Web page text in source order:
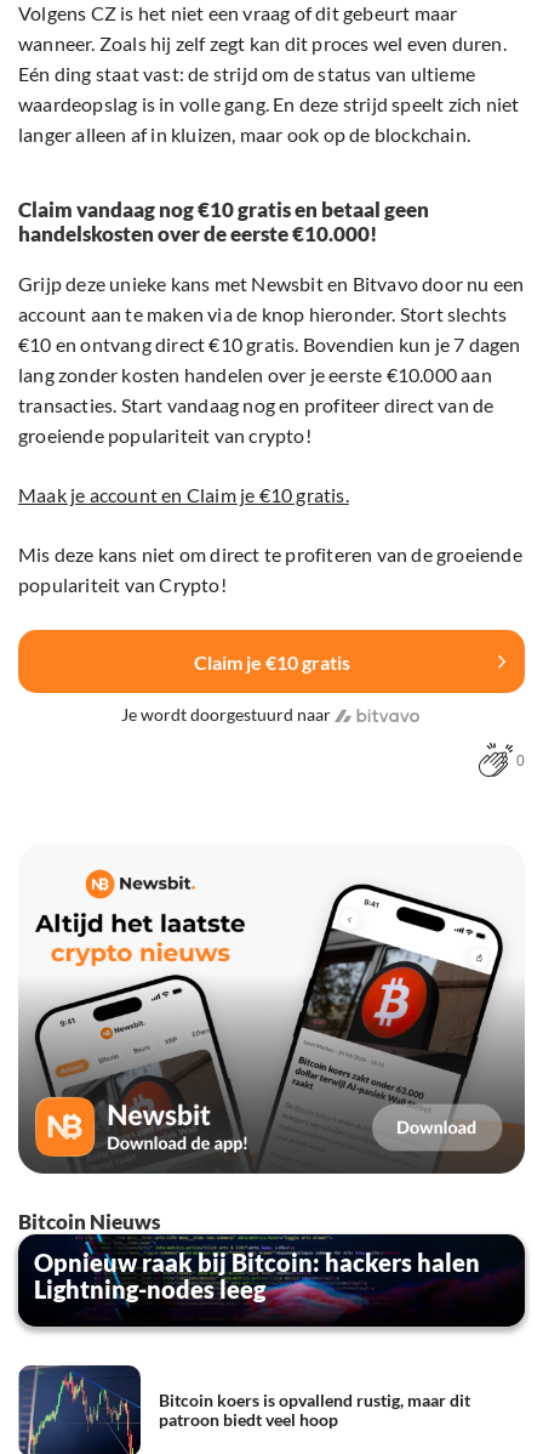
Volgens CZ is het niet een vraag of dit gebeurt maar
wanneer. Zoals hij zelf zegt kan dit proces wel even duren.
Eén ding staat vast: de strijd om de status van ultieme
waardeopslag is in volle gang. En deze strijd speelt zich niet
langer alleen af in kluizen, maar ook op de blockchain.
Claim vandaag nog €10 gratis en betaal geen
handelskosten over de eerste €10.000!
Grijp deze unieke kans met Newsbit en Bitvavo door nu een
account aan te maken via de knop hieronder. Stort slechts
€10 en ontvang direct €10 gratis. Bovendien kun je 7 dagen
lang zonder kosten handelen over je eerste €10.000 aan
transacties. Start vandaag nog en profiteer direct van de
groeiende populariteit van crypto!
Maak je account en Claim je €10 gratis.
Mis deze kans niet om direct te profiteren van de groeiende
populariteit van Crypto!
Claim je €10 gratis
Je wordt doorgestuurd naar
0
Bitcoin Nieuws
Opnieuw raak bij Bitcoin: hackers halen
Lightning-nodes leeg
Bitcoin koers is opvallend rustig, maar dit
patroon biedt veel hoop